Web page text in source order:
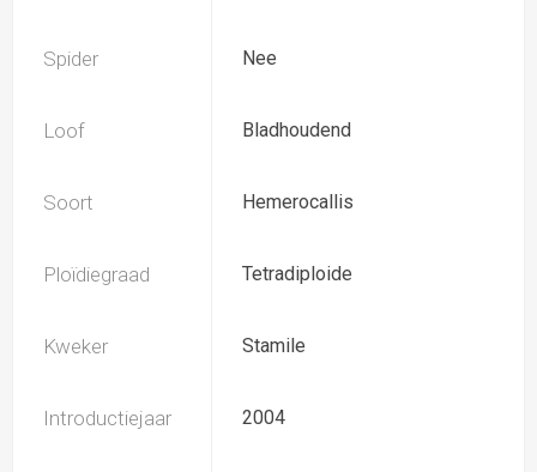
Spider Nee
Loof Bladhoudend
Soort Hemerocallis
Ploïdiegraad Tetradiploide
Kweker Stamile
Introductiejaar 2004